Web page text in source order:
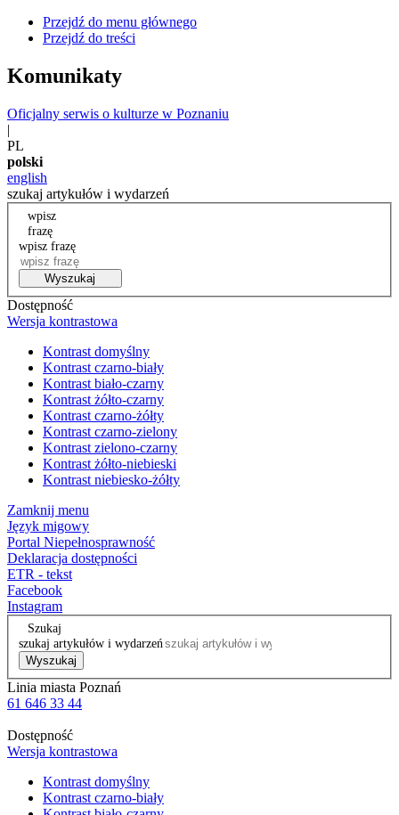
Przejdź do menu głównego
Przejdź do treści
Komunikaty
Oficjalny serwis o kulturze w Poznaniu
|
PL
polski
english
szukaj artykułów i wydarzeń
wpisz
frazę
wpisz frazę
Wyszukaj
Dostępność
Wersja kontrastowa
Kontrast domyślny
Kontrast czarno-biały
Kontrast biało-czarny
Kontrast żółto-czarny
Kontrast czarno-żółty
Kontrast czarno-zielony
Kontrast zielono-czarny
Kontrast żółto-niebieski
Kontrast niebiesko-żółty
Zamknij menu
Język migowy
Portal Niepełnosprawność
Deklaracja dostępności
ETR - tekst
Facebook
Instagram
Szukaj
szukaj artykułów i wydarzeń
Wyszukaj
Linia miasta Poznań
61 646 33 44
Dostępność
Wersja kontrastowa
Kontrast domyślny
Kontrast czarno-biały